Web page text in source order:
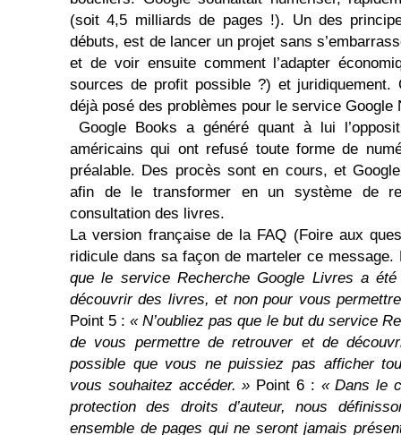
(soit 4,5 milliards de pages !). Un des
débuts, est de lancer un projet sans
et de voir ensuite comment l’adapter
sources de profit possible ?) et
déjà posé des problèmes pour le service Google
Google Books a généré quant à lui
américains qui ont refusé toute forme de
préalable. Des procès sont en cours, et
afin de le transformer en un système de
consultation des livres.
La version française de la FAQ (Foire aux
ridicule dans sa façon de marteler ce
que le service Recherche Google Livres a
découvrir des livres, et non pour vous
Point 5 :« N’oubliez pas que le but du service
de vous permettre de retrouver et de
possible que vous ne puissiez pas afficher
vous souhaitez accéder. » Point 6 : « Dans le
protection des droits d’auteur, nous
ensemble de pages qui ne seront jamais